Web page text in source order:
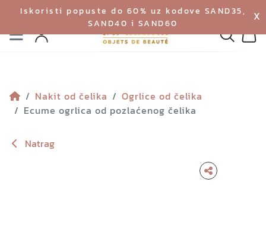
Iskoristi popuste do 60% uz kodove SAND35,
SAND40 i SAND60
X
Izbornik
Profil
Nakit od čelika
Ogrlice od čelika
Ecume ogrlica od pozlaćenog čelika
Natrag